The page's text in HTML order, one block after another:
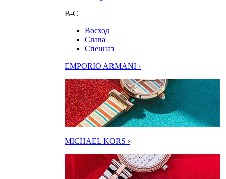
В-С
Восход
Слава
Спецназ
EMPORIO ARMANI ›
MICHAEL KORS ›